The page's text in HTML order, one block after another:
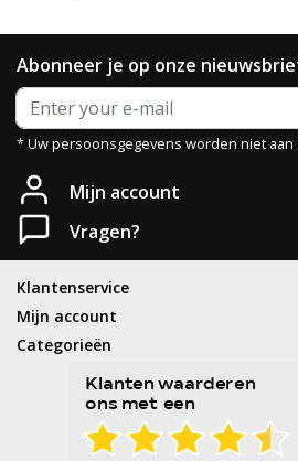
Abonneer je op onze
* Uw persoonsgegevens worden niet
Mijn account
Vragen?
Klantenservice
Mijn account
Categorieën